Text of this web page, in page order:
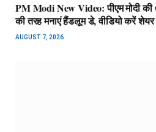
PM Modi New Video: पीएम मोदी
की तरह मनाएं हैंडलूम डे, वीडियो करें
AUGUST 7, 2026